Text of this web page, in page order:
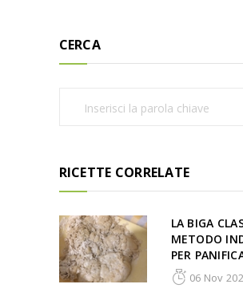
CERCA
RICETTE CORRELATE
LA BIGA
METODO
PER
06 Nov